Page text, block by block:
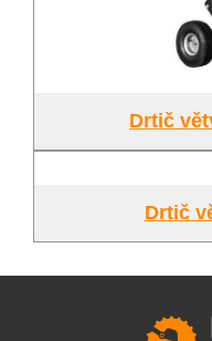
Drtič
Drtič